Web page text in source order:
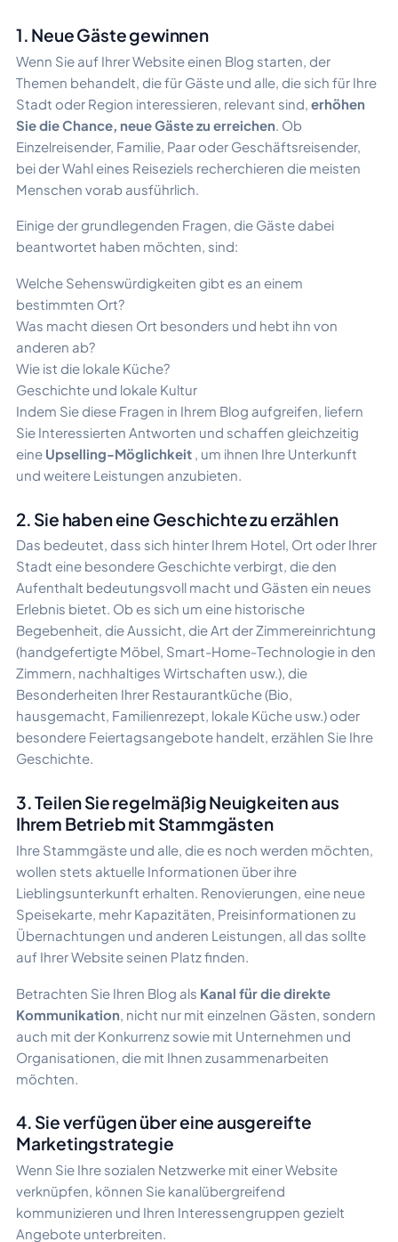
1. Neue Gäste gewinnen
Wenn Sie auf Ihrer Website einen Blog starten, der
Themen behandelt, die für Gäste und alle, die sich für Ihre
Stadt oder Region interessieren, relevant sind, erhöhen
Sie die Chance, neue Gäste zu erreichen . Ob
Einzelreisender, Familie, Paar oder Geschäftsreisender,
bei der Wahl eines Reiseziels recherchieren die meisten
Menschen vorab ausführlich.
Einige der grundlegenden Fragen, die Gäste dabei
beantwortet haben möchten, sind:
Welche Sehenswürdigkeiten gibt es an einem
bestimmten Ort?
Was macht diesen Ort besonders und hebt ihn von
anderen ab?
Wie ist die lokale Küche?
Geschichte und lokale Kultur
Indem Sie diese Fragen in Ihrem Blog aufgreifen, liefern
Sie Interessierten Antworten und schaffen gleichzeitig
eine Upselling-Möglichkeit , um ihnen Ihre Unterkunft
und weitere Leistungen anzubieten.
2. Sie haben eine Geschichte zu erzählen
Das bedeutet, dass sich hinter Ihrem Hotel, Ort oder Ihrer
Stadt eine besondere Geschichte verbirgt, die den
Aufenthalt bedeutungsvoll macht und Gästen ein neues
Erlebnis bietet. Ob es sich um eine historische
Begebenheit, die Aussicht, die Art der Zimmereinrichtung
(handgefertigte Möbel, Smart-Home-Technologie in den
Zimmern, nachhaltiges Wirtschaften usw.), die
Besonderheiten Ihrer Restaurantküche (Bio,
hausgemacht, Familienrezept, lokale Küche usw.) oder
besondere Feiertagsangebote handelt, erzählen Sie Ihre
Geschichte.
3. Teilen Sie regelmäßig Neuigkeiten aus
Ihrem Betrieb mit Stammgästen
Ihre Stammgäste und alle, die es noch werden möchten,
wollen stets aktuelle Informationen über ihre
Lieblingsunterkunft erhalten. Renovierungen, eine neue
Speisekarte, mehr Kapazitäten, Preisinformationen zu
Übernachtungen und anderen Leistungen, all das sollte
auf Ihrer Website seinen Platz finden.
Betrachten Sie Ihren Blog als Kanal für die direkte
Kommunikation , nicht nur mit einzelnen Gästen, sondern
auch mit der Konkurrenz sowie mit Unternehmen und
Organisationen, die mit Ihnen zusammenarbeiten
möchten.
4. Sie verfügen über eine ausgereifte
Marketingstrategie
Wenn Sie Ihre sozialen Netzwerke mit einer Website
verknüpfen, können Sie kanalübergreifend
kommunizieren und Ihren Interessengruppen gezielt
Angebote unterbreiten.